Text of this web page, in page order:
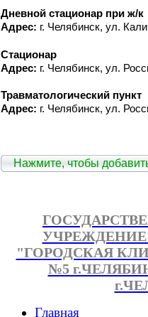
Дневной стационар при ж/к
Адрес: г. Челябинск, ул.
Стационар
Адрес: г. Челябинск, ул.
Травматологический пункт
Адрес: г. Челябинск, ул.
Нажмите, чтобы